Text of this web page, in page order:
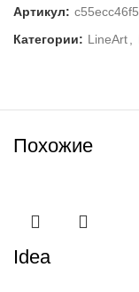
Артикул:
Категории: LineArt,
Похожие
Idea